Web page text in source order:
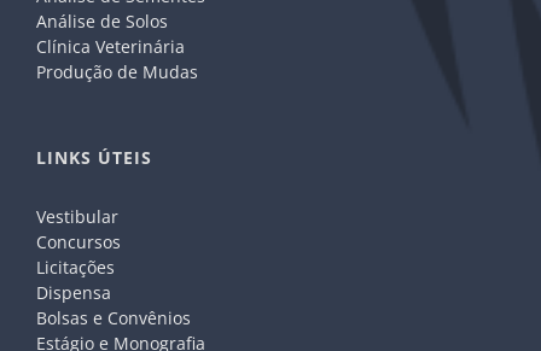
Análise de Solos
Clínica Veterinária
Produção de Mudas
LINKS ÚTEIS
Vestibular
Concursos
Licitações
Dispensa
Bolsas e Convênios
Estágio e Monografia